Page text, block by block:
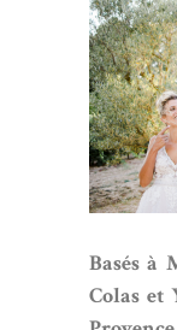
Basés à
Colas et